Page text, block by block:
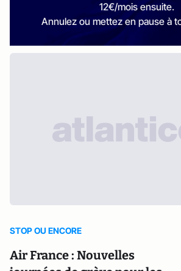
12€/mois ensuite.
Annulez ou mettez en pause à
STOP OU ENCORE
Air France : Nouvelles